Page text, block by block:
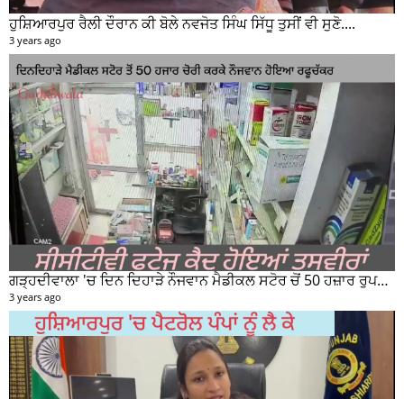
3 years ago
*ਟਾਂਡਾ ਪੁਲਿਸ ਵੱਲੋਂ ਲੁੱਟਾ ਖੋਹਾ ਕਰਨ ਵਾਲੇ ਗਰੋਹ ਦੇ ਚਾਰ ਮੈਂਬਰ ਗ੍ਰਿਫਤਾਰ*
3 years ago